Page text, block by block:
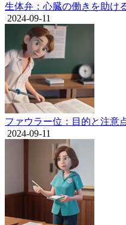
生体弁：心臓の働きを助け
2024-09-11
ファウラー位：目的と注意
2024-09-11